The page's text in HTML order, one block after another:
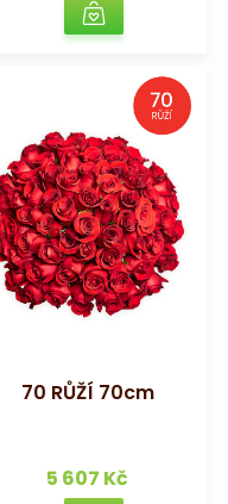
70 RŮŽÍ 70cm
5 607 Kč